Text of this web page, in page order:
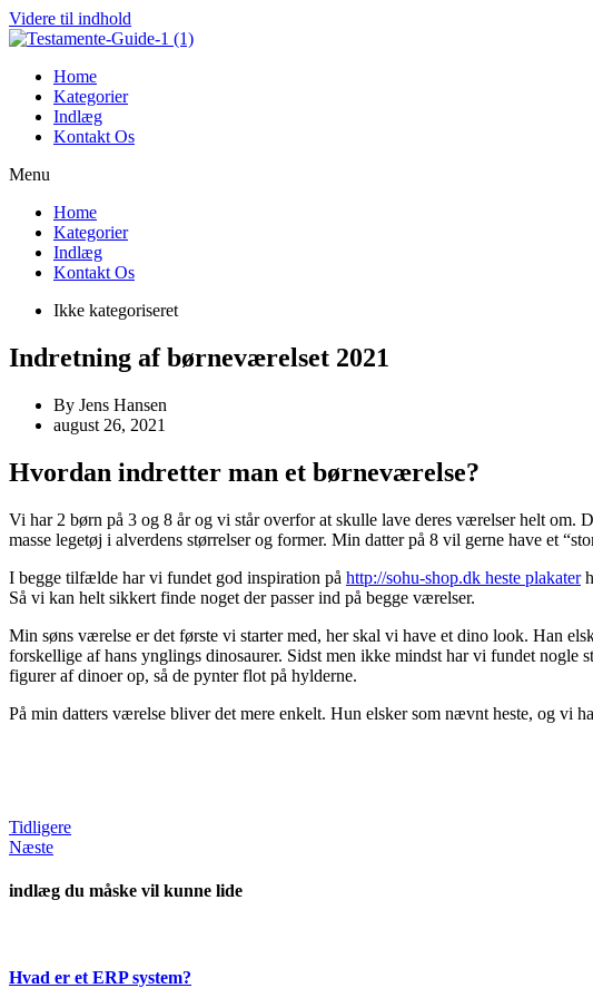
Videre til indhold
Home
Kategorier
Indlæg
Kontakt Os
Menu
Home
Kategorier
Indlæg
Kontakt Os
Ikke kategoriseret
Indretning af børneværelset 2021
By Jens Hansen
august 26, 2021
Hvordan indretter man et børneværelse?
Vi har 2 børn på 3 og 8 år og vi står overfor at skulle lave deres værelser helt
masse legetøj i alverdens størrelser og former. Min datter på 8 vil gerne have et
I begge tilfælde har vi fundet god inspiration på http://sohu-shop.dk heste plakater
Så vi kan helt sikkert finde noget der passer ind på begge værelser.
Min søns værelse er det første vi starter med, her skal vi have et dino look. Han
forskellige af hans ynglings dinosaurer. Sidst men ikke mindst har vi fundet nogle
figurer af dinoer op, så de pynter flot på hylderne.
På min datters værelse bliver det mere enkelt. Hun elsker som nævnt heste, og vi
Tidligere
Næste
indlæg du måske vil kunne lide
Hvad er et ERP system?